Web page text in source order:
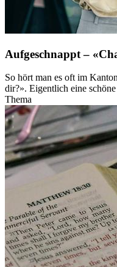
Aufgeschnappt –
So hört man es oft im
dir?». Eigentlich eine
Thema